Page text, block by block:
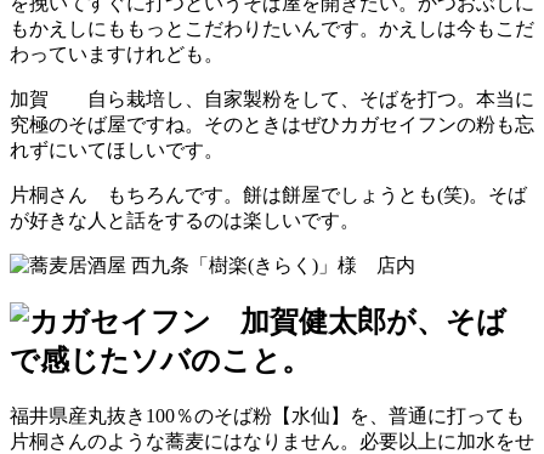
もかえしにももっとこだわりたいんです。かえしは今もこだ
わっていますけれども。
加賀 自ら栽培し、自家製粉をして、そばを打つ。本当に
究極のそば屋ですね。そのときはぜひカガセイフンの粉も忘
れずにいてほしいです。
片桐さん もちろんです。餅は餅屋でしょうとも(笑)。そば
が好きな人と話をするのは楽しいです。
福井県産丸抜き100％のそば粉【水仙】を、普通に打っても
片桐さんのような蕎麦にはなりません。必要以上に加水をせ